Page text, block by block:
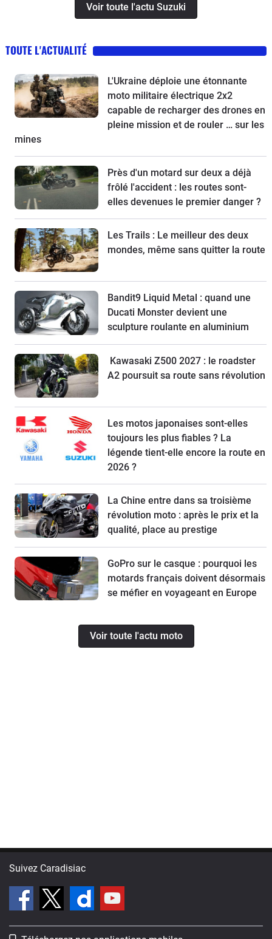
Voir toute l'actu Suzuki
TOUTE L'ACTUALITÉ
L'Ukraine déploie une étonnante
moto militaire électrique 2x2
capable de recharger des drones en
pleine mission et de rouler … sur les
mines
Près d'un motard sur deux a déjà
frôlé l'accident : les routes sont-
elles devenues le premier danger ?
Les Trails : Le meilleur des deux
mondes, même sans quitter la route
Bandit9 Liquid Metal : quand une
Ducati Monster devient une
sculpture roulante en aluminium
Kawasaki Z500 2027 : le roadster
A2 poursuit sa route sans révolution
Les motos japonaises sont-elles
toujours les plus fiables ? La
légende tient-elle encore la route en
2026 ?
La Chine entre dans sa troisième
révolution moto : après le prix et la
qualité, place au prestige
GoPro sur le casque : pourquoi les
motards français doivent désormais
se méfier en voyageant en Europe
Voir toute l'actu moto
Suivez Caradisiac